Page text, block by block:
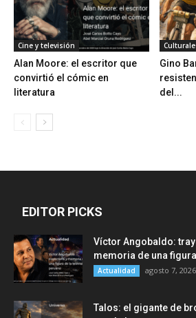
Cine y televisión
Alan Moore: el escritor que
convirtió el cómic en
literatura
Gino
del...
EDITOR PICKS
Víctor Angobaldo:
memoria de una
Actualidad agosto 7, 2026
Talos: el gigante de